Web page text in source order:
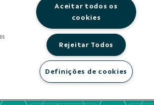
Aceitar todos os
cookies
Rejeitar Todos
Definições de cookies